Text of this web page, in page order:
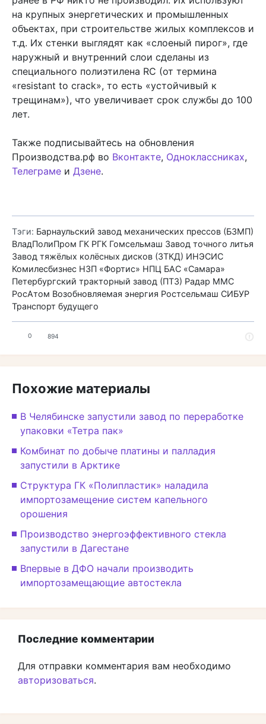
на крупных энергетических и промышленных
объектах, при строительстве жилых комплексов и
т.д. Их стенки выглядят как «слоеный пирог», где
наружный и внутренний слои сделаны из
специального полиэтилена RC (от термина
«resistant to crack», то есть «устойчивый к
трещинам»), что увеличивает срок службы до 100
лет.
Также подписывайтесь на обновления
Производства.рф во Вконтакте, Одноклассниках,
Телеграме и Дзене.
Тэги: Барнаульский завод механических прессов (БЗМП)
ВладПолиПром ГК РГК Гомсельмаш Завод точного литья
Завод тяжёлых колёсных дисков (ЗТКД) ИНЭСИС
Комилесбизнес НЗП «Фортис» НПЦ БАС «Самара»
Петербургский тракторный завод (ПТЗ) Радар ММС
РосАтом Возобновляемая энергия Ростсельмаш СИБУР
Транспорт будущего
0 894
Похожие материалы
В Челябинске запустили завод по переработке
упаковки «Тетра пак»
Комбинат по добыче платины и палладия
запустили в Арктике
Структура ГК «Полипластик» наладила
импортозамещение систем капельного
орошения
Производство энергоэффективного стекла
запустили в Дагестане
Впервые в ДФО начали производить
импортозамещающие автостекла
Последние комментарии
Для отправки комментария вам необходимо
авторизоваться.